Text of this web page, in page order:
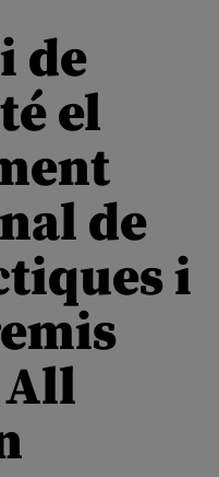
de
el
de
i